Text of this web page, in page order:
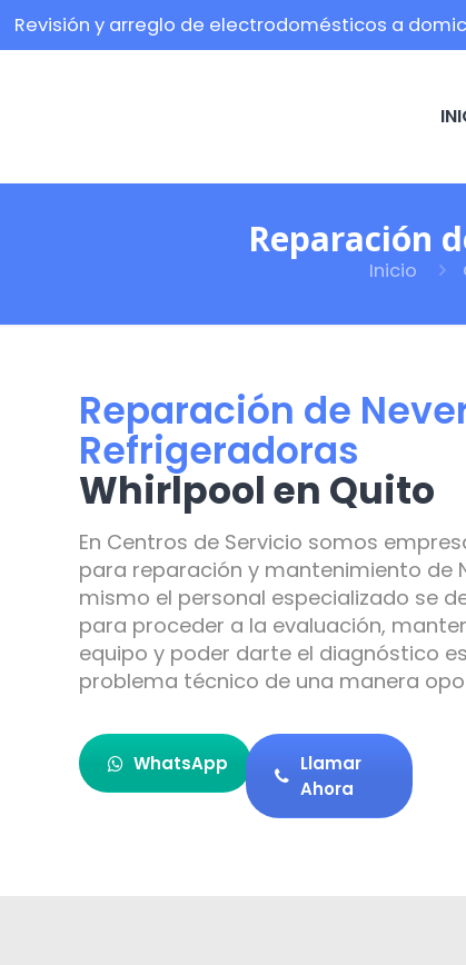
Revisión y arreglo de electrodomésticos a
Reparación
Inicio
Reparación de
Refrigeradoras
Whirlpool en Quito
En Centros de Servicio somos
para reparación y mantenimiento de
mismo el personal especializado se
para proceder a la evaluación,
equipo y poder darte el diagnóstico
problema técnico de una manera
WhatsApp
Llamar
Ahora